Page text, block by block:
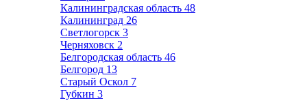
Калининградская область 48
Калининград 26
Светлогорск 3
Черняховск 2
Белгородская область 46
Белгород 13
Старый Оскол 7
Губкин 3